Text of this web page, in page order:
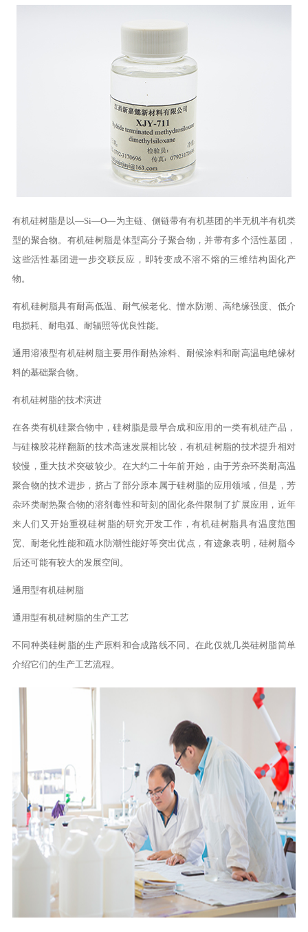
有机硅树脂是以—Si—O—为主链、侧链带有有机基团的半无机半有机类
型的聚合物。有机硅树脂是体型高分子聚合物，并带有多个活性基团，
这些活性基团进一步交联反应，即转变成不溶不熔的三维结构固化产
物。
有机硅树脂具有耐高低温、耐气候老化、憎水防潮、高绝缘强度、低介
电损耗、耐电弧、耐辐照等优良性能。
通用溶液型有机硅树脂主要用作耐热涂料、耐候涂料和耐高温电绝缘材
料的基础聚合物。
有机硅树脂的技术演进
在各类有机硅聚合物中，硅树脂是最早合成和应用的一类有机硅产品，
与硅橡胶花样翻新的技术高速发展相比较，有机硅树脂的技术提升相对
较慢，重大技术突破较少。在大约二十年前开始，由于芳杂环类耐高温
聚合物的技术进步，挤占了部分原本属于硅树脂的应用领域，但是，芳
杂环类耐热聚合物的溶剂毒性和苛刻的固化条件限制了扩展应用，近年
来人们又开始重视硅树脂的研究开发工作，有机硅树脂具有温度范围
宽、耐老化性能和疏水防潮性能好等突出优点，有迹象表明，硅树脂今
后还可能有较大的发展空间。
通用型有机硅树脂
通用型有机硅树脂的生产工艺
不同种类硅树脂的生产原料和合成路线不同。在此仅就几类硅树脂简单
介绍它们的生产工艺流程。